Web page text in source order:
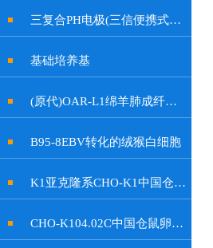
三复合PH电极(三信便携式余氯计电极, 特制插口)
基础培养基
(原代)OAR-L1绵羊肺成纤维细胞
B95-8EBV转化的绒猴白细胞
K1亚克隆系CHO-K1中国仓鼠卵巢细胞
CHO-K104.02C中国仓鼠卵巢细胞